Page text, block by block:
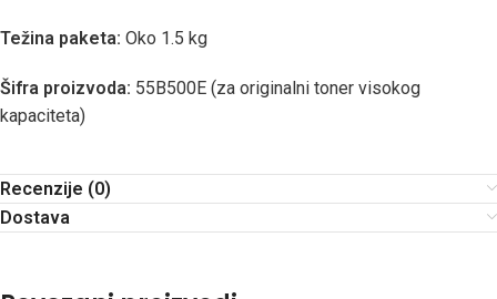
Težina paketa: Oko 1.5 kg
Šifra proizvoda: 55B500E (za originalni toner visokog
kapaciteta)
Recenzije (0)
Dostava